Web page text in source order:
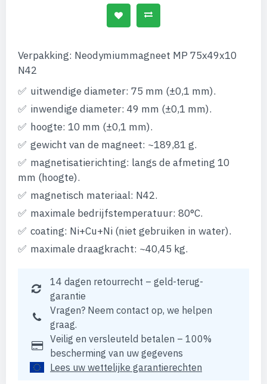
Verpakking: Neodymiummagneet MP 75x49x10
N42
uitwendige diameter: 75 mm (±0,1 mm).
inwendige diameter: 49 mm (±0,1 mm).
hoogte: 10 mm (±0,1 mm).
gewicht van de magneet: ~189,81 g.
magnetisatierichting: langs de afmeting 10
mm (hoogte).
magnetisch materiaal: N42.
maximale bedrijfstemperatuur: 80°C.
coating: Ni+Cu+Ni (niet gebruiken in water).
maximale draagkracht: ~40,45 kg.
14 dagen retourrecht – geld-terug-
garantie
Vragen? Neem contact op, we helpen
graag.
Veilig en versleuteld betalen – 100%
bescherming van uw gegevens
Lees uw wettelijke garantierechten